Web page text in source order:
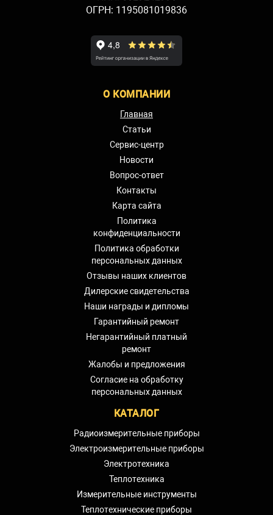
ОГРН: 1195081019836
О КОМПАНИИ
Главная
Статьи
Сервис-центр
Новости
Вопрос-ответ
Контакты
Карта сайта
Политика
конфиденциальности
Политика обработки
персональных данных
Отзывы наших клиентов
Дилерские свидетельства
Наши награды и дипломы
Гарантийный ремонт
Негарантийный платный
ремонт
Жалобы и предложения
Согласие на обработку
персональных данных
КАТАЛОГ
Радиоизмерительные приборы
Электроизмерительные приборы
Электротехника
Теплотехника
Измерительные инструменты
Теплотехнические приборы